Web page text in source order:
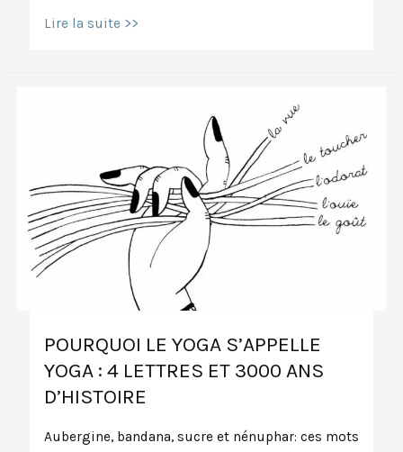
Hakini
Lire la suite >>
POURQUOI LE YOGA S’APPELLE
YOGA : 4 LETTRES ET 3000 ANS
D’HISTOIRE
Aubergine, bandana, sucre et nénuphar: ces mots